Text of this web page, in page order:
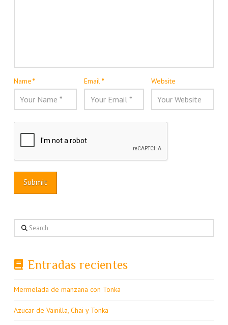
Name* Email* Website
Search
Entradas recientes
Mermelada de manzana con Tonka
Azucar de Vainilla, Chai y Tonka